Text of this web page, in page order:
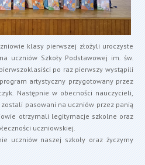
klasy pierwszej złożyli uroczyste
uczniów Szkoły Podstawowej im. św.
po raz pierwszy wystąpili
artystyczny przygotowany przez
Następnie w obecności nauczycieli,
pasowani na uczniów przez panią
otrzymali legitymacje szkolne oraz
uczniowskiej.
uczniów naszej szkoły oraz życzymy